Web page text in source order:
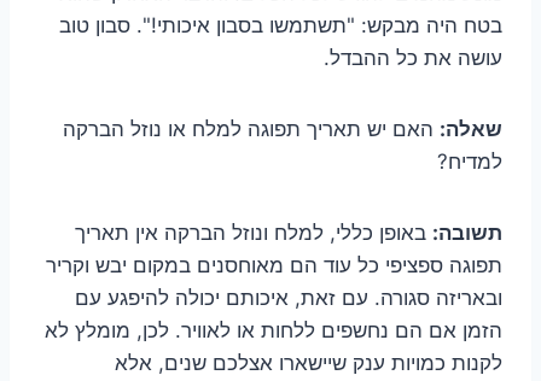
בטח היה מבקש: "תשתמשו בסבון איכותי!". סבון טוב
עושה את כל ההבדל.
שאלה: האם יש תאריך תפוגה למלח או נוזל הברקה
למדיח?
תשובה: באופן כללי, למלח ונוזל הברקה אין תאריך
תפוגה ספציפי כל עוד הם מאוחסנים במקום יבש וקריר
ובאריזה סגורה. עם זאת, איכותם יכולה להיפגע עם
הזמן אם הם נחשפים ללחות או לאוויר. לכן, מומלץ לא
לקנות כמויות ענק שיישארו אצלכם שנים, אלא